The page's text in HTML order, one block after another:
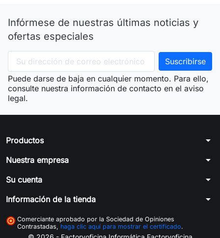
Infórmese de nuestras últimas noticias y
ofertas especiales
Puede darse de baja en cualquier momento. Para ello,
consulte nuestra información de contacto en el aviso
legal.
Productos arrow_drop_down
Nuestra empresa arrow_drop_down
Su cuenta arrow_drop_down
Información de la tienda arrow_drop_down
Comerciante aprobado por la Sociedad de Opiniones
Contrastadas, haga clic aquí para mostrar el certificado.